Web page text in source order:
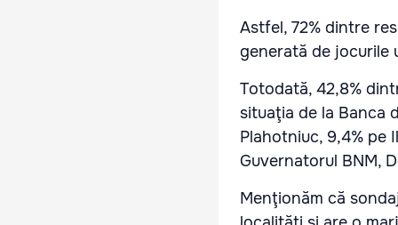
Astfel, 72% dintre
generată de jocurile
Totodată, 42,8%
situaţia de la Banca
Plahotniuc, 9,4% pe
Guvernatorul BNM,
Menţionăm că